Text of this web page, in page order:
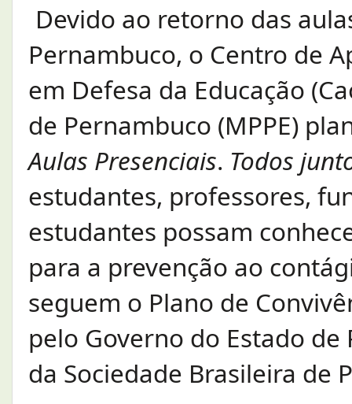
Devido ao retorno das
Pernambuco, o Centro de
em Defesa da Educação
de Pernambuco (MPPE)
Aulas Presenciais. Todos
estudantes, professores,
estudantes possam
para a prevenção ao
seguem o Plano de
pelo Governo do Estado
da Sociedade Brasileira de